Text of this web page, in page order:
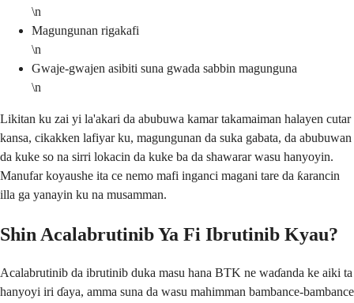
\n
Magungunan rigakafi
\n
Gwaje-gwajen asibiti suna gwada sabbin magunguna
\n
Likitan ku zai yi la'akari da abubuwa kamar takamaiman halayen cutar
kansa, cikakken lafiyar ku, magungunan da suka gabata, da abubuwan
da kuke so na sirri lokacin da kuke ba da shawarar wasu hanyoyin.
Manufar koyaushe ita ce nemo mafi inganci magani tare da ƙarancin
illa ga yanayin ku na musamman.
Shin Acalabrutinib Ya Fi Ibrutinib Kyau?
Acalabrutinib da ibrutinib duka masu hana BTK ne waɗanda ke aiki ta
hanyoyi iri ɗaya, amma suna da wasu mahimman bambance-bambance